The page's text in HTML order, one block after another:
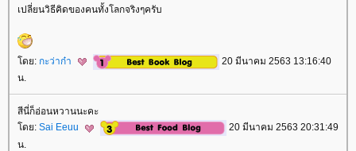
เปลี่ยนวิธีคิดของคนทั้งโลกจริงๆครับ
ดย: กะว่าก๋า
20 มีนาคม 2563 13:16:40
น.
สีนี่ก็อ่อนหวานนะคะ
ดย: Sai Eeuu
20 มีนาคม 2563 20:31:49
น.